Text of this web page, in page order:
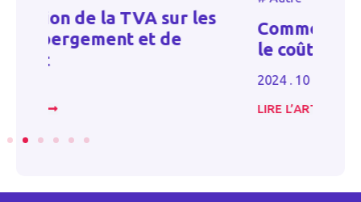
Comment déduire fiscalement
le coût de vos travaux ?
LIRE L’ARTICLE